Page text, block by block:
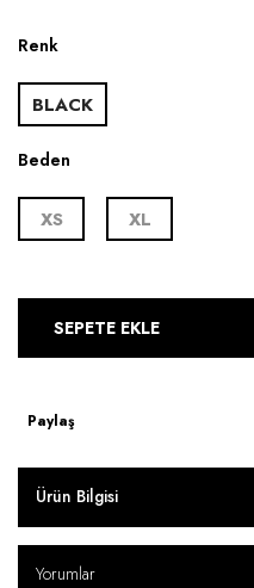
Renk
BLACK
Beden
XS XL
SEPETE EKLE
Paylaş
Ürün Bilgisi
Yorumlar